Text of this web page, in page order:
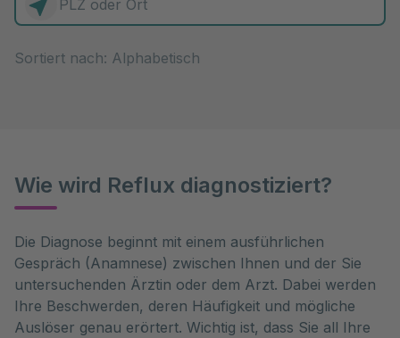
Wie wird Reflux diagnostiziert?
Die Diagnose beginnt mit einem ausführlichen
Gespräch (Anamnese) zwischen Ihnen und der Sie
untersuchenden Ärztin oder dem Arzt. Dabei werden
Ihre Beschwerden, deren Häufigkeit und mögliche
Auslöser genau erörtert. Wichtig ist, dass Sie all Ihre